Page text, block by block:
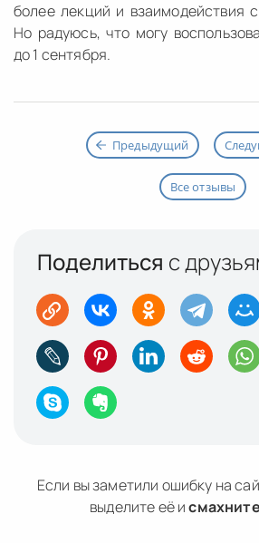
более лекций и взаимодействия
Но радуюсь, что могу
до 1 сентября.
Предыдущий
Все отзывы
Поделиться с
Если вы заметили ошибку на
выделите её и